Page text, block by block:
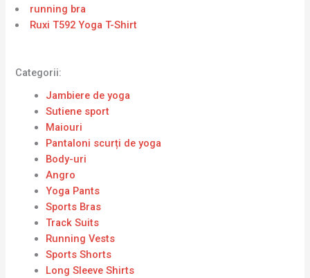
running bra
Ruxi T592 Yoga T-Shirt
Categorii:
Jambiere de yoga
Sutiene sport
Maiouri
Pantaloni scurți de yoga
Body-uri
Angro
Yoga Pants
Sports Bras
Track Suits
Running Vests
Sports Shorts
Long Sleeve Shirts